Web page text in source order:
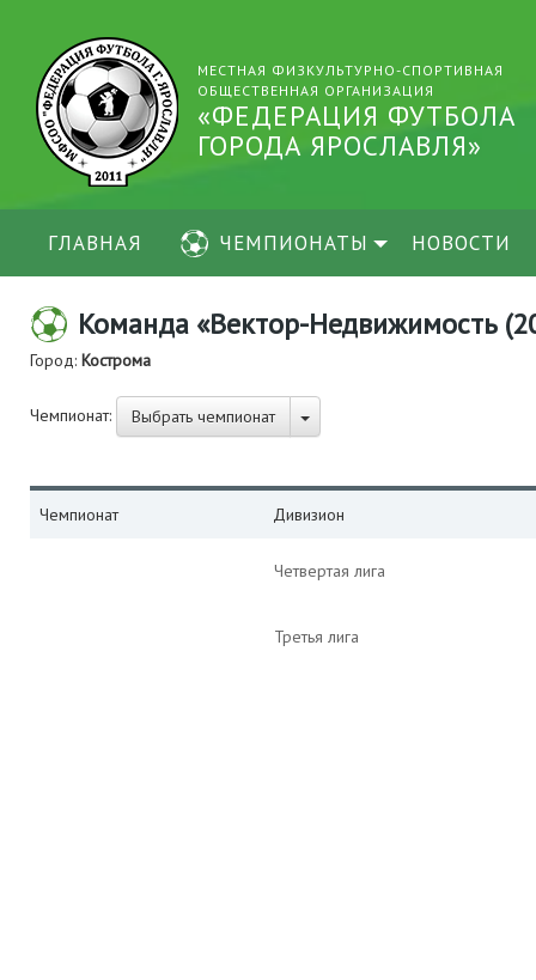
МЕСТНАЯ ФИЗКУЛЬТУРНО-СПОРТИВНАЯ
ОБЩЕСТВЕННАЯ ОРГАНИЗАЦИЯ
«ФЕДЕРАЦИЯ ФУТБОЛА
ГОРОДА ЯРОСЛАВЛЯ»
ГЛАВНАЯ ЧЕМПИОНАТЫ НОВОСТИ
Команда «Вектор-Недвижимость
Город: Кострома
Чемпионат: Выбрать чемпионат
Чемпионат Дивизион
Четвертая лига
Третья лига